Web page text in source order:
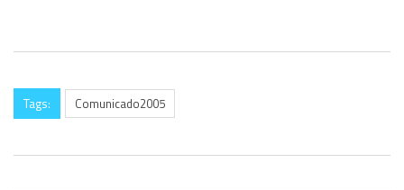
Tags: Comunicado2005